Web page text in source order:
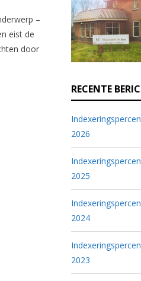
–
eist de
door
RECENTE
2026
2025
2024
2023